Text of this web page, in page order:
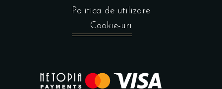
Politica de utilizare
Cookie-uri